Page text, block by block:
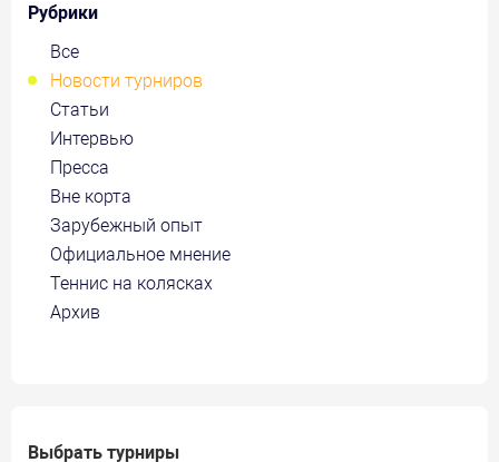
Рубрики
Все
Новости турниров
Статьи
Интервью
Пресса
Вне корта
Зарубежный опыт
Официальное мнение
Теннис на колясках
Архив
Выбрать турниры